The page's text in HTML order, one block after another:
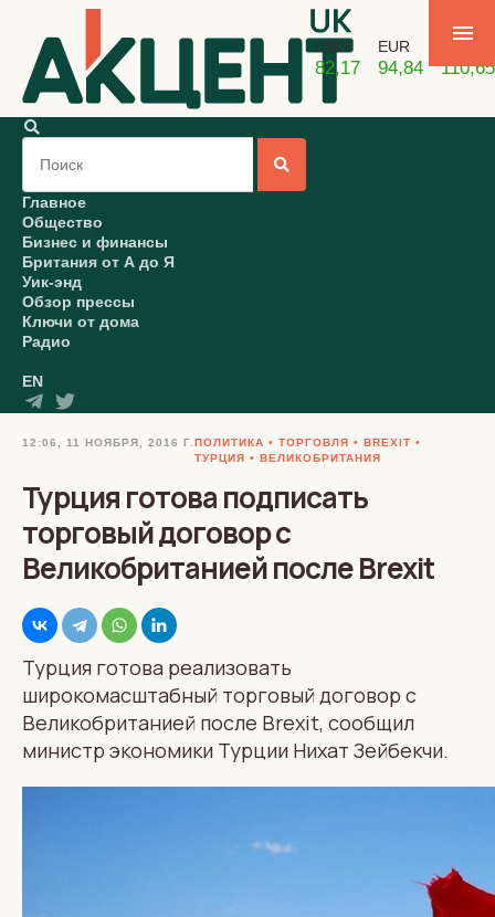
USD
82,17
EUR
94,84 110,65
Главное
Общество
Бизнес и финансы
Британия от А до Я
Уик-энд
Обзор прессы
Ключи от дома
Радио
EN
12:06, 11 НОЯБРЯ, 2016 Г. ПОЛИТИКА ТОРГОВЛЯ
BREXIT
ТУРЦИЯ
ВЕЛИКОБРИТАНИЯ
Турция готова подписать
торговый договор с
Великобританией после Brexit
Турция готова реализовать
широкомасштабный торговый договор с
Великобританией после Brexit, сообщил
министр экономики Турции Нихат Зейбекчи.